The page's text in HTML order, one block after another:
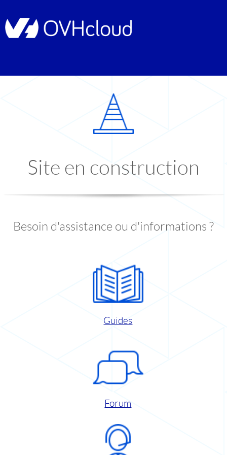
Site en construction
Besoin d'assistance ou d'informations ?
Guides
Forum